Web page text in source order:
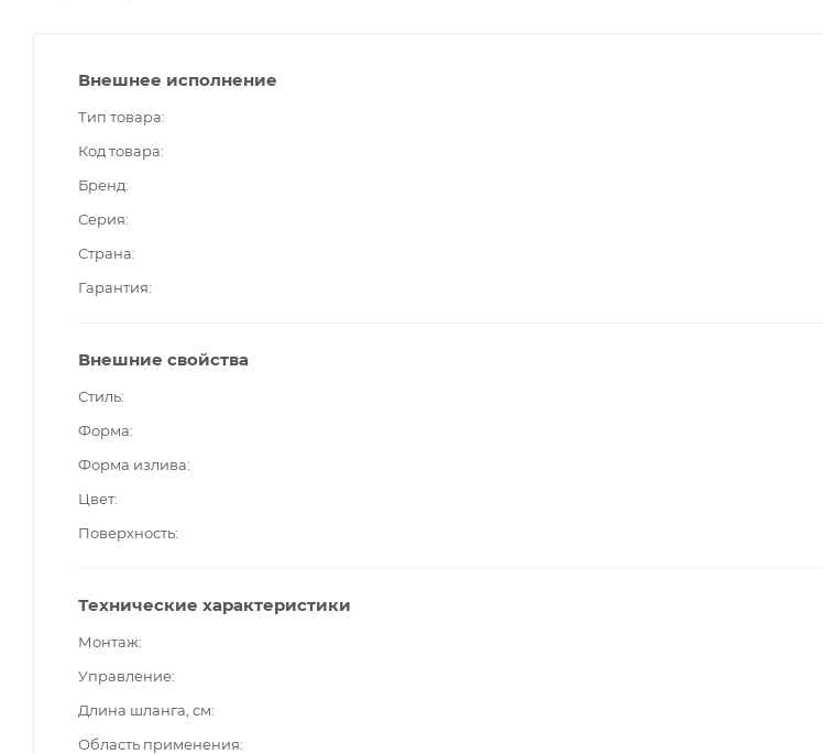
Внешнее исполнение
Тип товара
Код товара
Бренд
Серия
Страна
Гарантия
Внешние свойства
Стиль
Форма
Форма излива
Цвет
Поверхность
Технические характеристики
Монтаж
Управление
Длина шланга, см
Область применения